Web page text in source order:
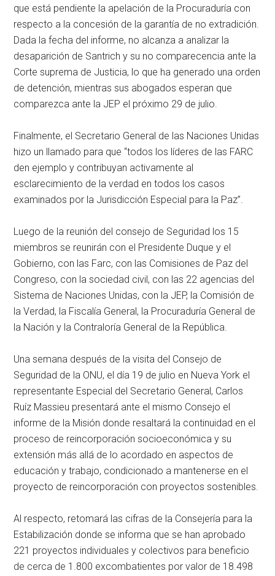
que está pendiente la apelación de la Procuraduría con
respecto a la concesión de la garantía de no extradición.
Dada la fecha del informe, no alcanza a analizar la
desaparición de Santrich y su no comparecencia ante la
Corte suprema de Justicia, lo que ha generado una orden
de detención, mientras sus abogados esperan que
comparezca ante la JEP el próximo 29 de julio.
Finalmente, el Secretario General de las Naciones Unidas
hizo un llamado para que “todos los líderes de las FARC
den ejemplo y contribuyan activamente al
esclarecimiento de la verdad en todos los casos
examinados por la Jurisdicción Especial para la Paz”.
Luego de la reunión del consejo de Seguridad los 15
miembros se reunirán con el Presidente Duque y el
Gobierno, con las Farc, con las Comisiones de Paz del
Congreso, con la sociedad civil, con las 22 agencias del
Sistema de Naciones Unidas, con la JEP, la Comisión de
la Verdad, la Fiscalía General, la Procuraduría General de
la Nación y la Contraloría General de la República.
Una semana después de la visita del Consejo de
Seguridad de la ONU, el día 19 de julio en Nueva York el
representante Especial del Secretario General, Carlos
Ruíz Massieu presentará ante el mismo Consejo el
informe de la Misión donde resaltará la continuidad en el
proceso de reincorporación socioeconómica y su
extensión más allá de lo acordado en aspectos de
educación y trabajo, condicionado a mantenerse en el
proyecto de reincorporación con proyectos sostenibles.
Al respecto, retomará las cifras de la Consejería para la
Estabilización donde se informa que se han aprobado
221 proyectos individuales y colectivos para beneficio
de cerca de 1.800 excombatientes por valor de 18.498